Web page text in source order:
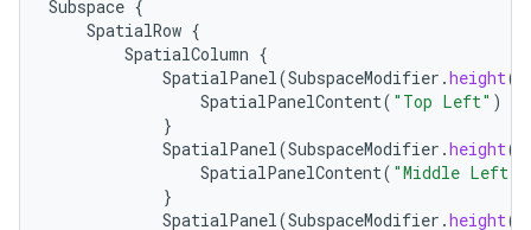
Subspace {
SpatialRow {
SpatialColumn {
SpatialPanel (SubspaceModifier .height(
SpatialPanelContent( "Top Left" )
}
SpatialPanel (SubspaceModifier .height(
SpatialPanelContent( "Middle Left"
}
SpatialPanel (SubspaceModifier .height(